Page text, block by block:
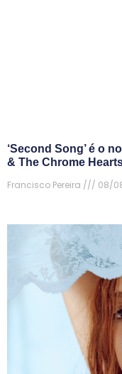
‘Second Song’ é o
& The Chrome
Francisco Pereira
08/